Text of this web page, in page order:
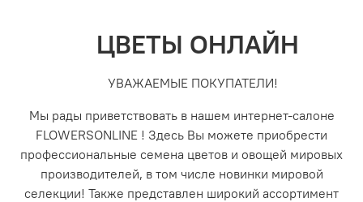
ЦВЕТЫ ОНЛАЙН
УВАЖАЕМЫЕ ПОКУПАТЕЛИ!
Мы рады приветствовать в нашем интернет-салоне
FLOWERSONLINE ! Здесь Вы можете приобрести
профессиональные семена цветов и овощей мировых
производителей, в том числе новинки мировой
селекции! Также представлен широкий ассортимент